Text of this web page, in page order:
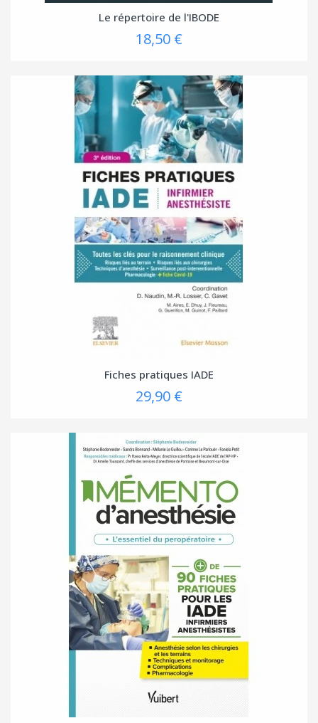
Le répertoire de l'IBODE
18,50 €
Fiches pratiques IADE
29,90 €